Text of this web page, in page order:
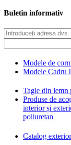
Buletin informativ
Modele de
Modele Cadru
Tagle din lemn
Produse de
interior și
poliuretan
Catalog